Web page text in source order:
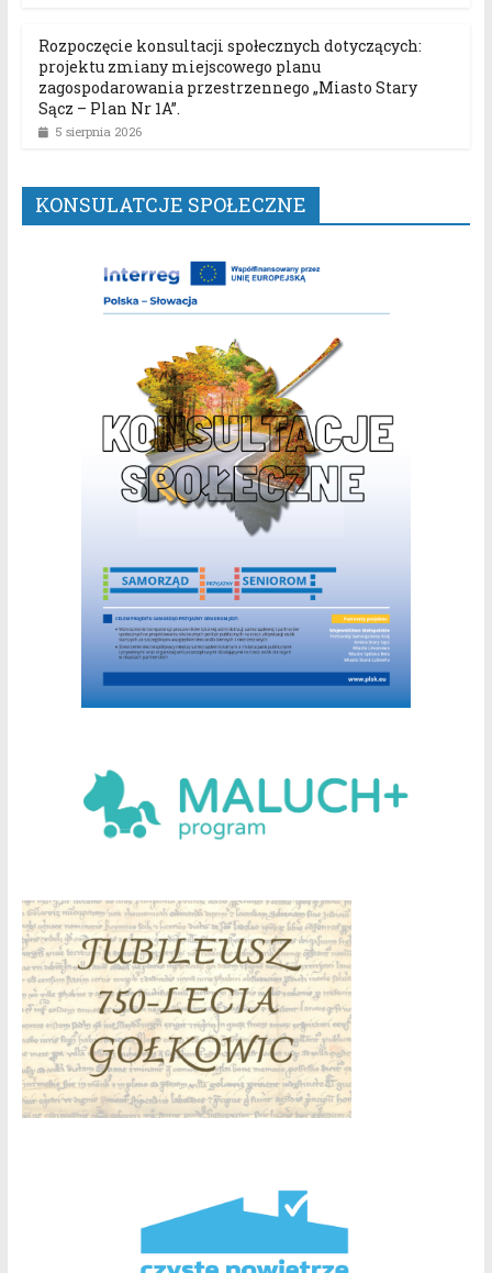
Rozpoczęcie konsultacji społecznych dotyczących:
projektu zmiany miejscowego planu
zagospodarowania przestrzennego „Miasto Stary
Sącz – Plan Nr 1A”.
5 sierpnia 2026
KONSULATCJE SPOŁECZNE